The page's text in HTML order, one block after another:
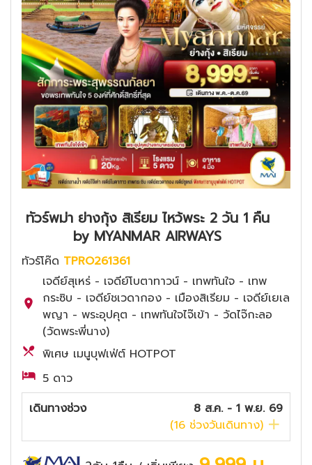
ทัวร์พม่า ย่างกุ้ง สิเรียม ไหว้พระ 2 วัน 1 คืน
by MYANMAR AIRWAYS
ทัวร์โค๊ด TPRO261361
เจดีย์สุเหร่ - เจดีย์โบตาทาวน์ - เทพทันใจ - เทพ
กระซิบ - เจดีย์ชเวดากอง - เมืองสิเรียม - เจดีย์เยเล
พญา - พระอุปคุต - เทพทันใจไจ๊เข้า - วัดไจ๊กะลอ
(วัดพระพี่นาง)
พิเศษ เมนูบุฟเฟ่ต์ HOTPOT
5 ดาว
เดินทางช่วง
8 ส.ค. - 1 พ.ย. 69
(16 ช่วงวันเดินทาง)